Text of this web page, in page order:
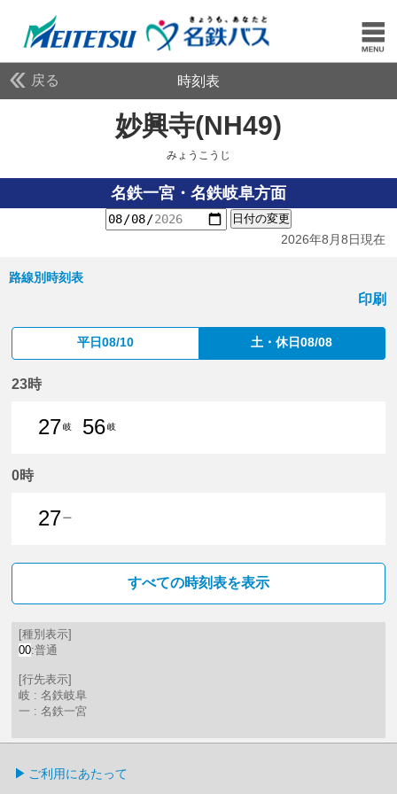
戻る 時刻表
妙興寺(NH49)
みょうこうじ
名鉄一宮・名鉄岐阜方面
日付の変更
2026年8月8日現在
路線別時刻表
印刷
平日08/10 土・休日08/08
23時
27岐
56岐
0時
27一
すべての時刻表を表示
[種別表示]
00:普通
[行先表示]
岐 : 名鉄岐阜
一 : 名鉄一宮
ご利用にあたって